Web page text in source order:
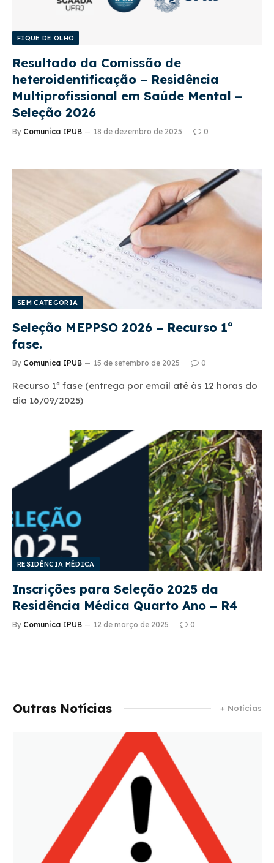
FIQUE DE OLHO
Resultado da Comissão de
heteroidentificação – Residência
Multiprofissional em Saúde Mental –
Seleção 2026
By Comunica IPUB 18 de dezembro de 2025 0
SEM CATEGORIA
Seleção MEPPSO 2026 – Recurso 1ª
fase.
By Comunica IPUB 15 de setembro de 2025 0
Recurso 1ª fase (entrega por email até às 12 horas do
dia 16/09/2025)
RESIDÊNCIA MÉDICA
Inscrições para Seleção 2025 da
Residência Médica Quarto Ano – R4
By Comunica IPUB 12 de março de 2025 0
Outras Notícias + Notícias